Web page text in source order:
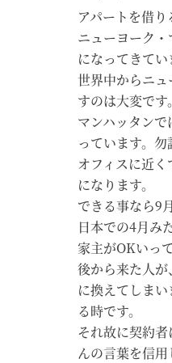
アパートを借り
ニューヨーク
になってきてい
世界中からニ
すのは大変です
マンハッタン
っています。勿
オフィスに近
になります。
できる事なら9
日本での4月み
家主がOKいっ
後から来た人
に換えてしま
る時です。
それ故に契約
んの言葉を信用